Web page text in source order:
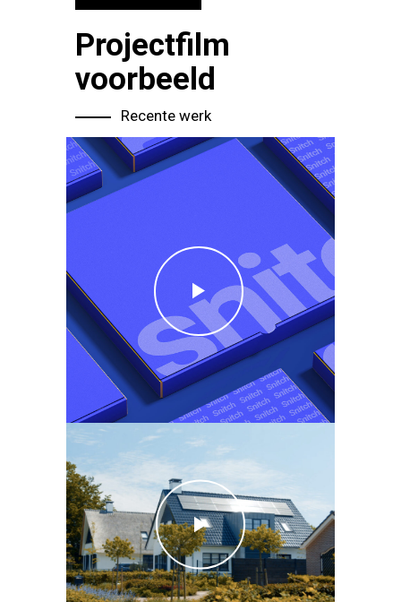
Projectfilm
voorbeeld
Recente werk